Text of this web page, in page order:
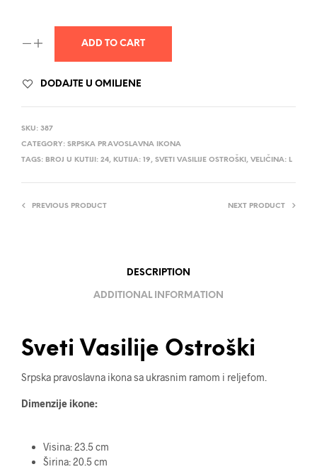
ADD TO CART
DODAJTE U OMILJENE
SKU: 387
CATEGORY: SRPSKA PRAVOSLAVNA IKONA
TAGS: BROJ U KUTIJI: 24, KUTIJA: 19, SVETI VASILIJE OSTROŠKI, VELIČINA: L
PREVIOUS PRODUCT NEXT PRODUCT
DESCRIPTION
ADDITIONAL INFORMATION
Sveti Vasilije Ostroški
Srpska pravoslavna ikona sa ukrasnim ramom i reljefom.
Dimenzije ikone:
Visina: 23.5 cm
Širina: 20.5 cm